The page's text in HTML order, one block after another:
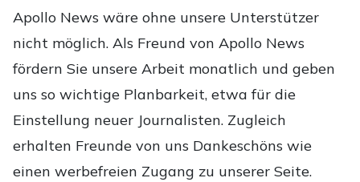
Apollo News wäre ohne unsere Unterstützer
nicht möglich. Als Freund von Apollo News
fördern Sie unsere Arbeit monatlich und geben
uns so wichtige Planbarkeit, etwa für die
Einstellung neuer Journalisten. Zugleich
erhalten Freunde von uns Dankeschöns wie
einen werbefreien Zugang zu unserer Seite.